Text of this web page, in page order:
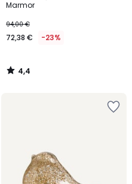
Marmor
94,00 €
72,38 € -23%
4,4
/